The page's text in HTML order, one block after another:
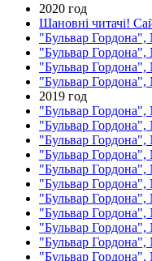
2020 год
Шановні читачі!
"Бульвар
"Бульвар
"Бульвар
"Бульвар
2019 год
"Бульвар
"Бульвар
"Бульвар
"Бульвар
"Бульвар
"Бульвар
"Бульвар
"Бульвар
"Бульвар
"Бульвар
"Бульвар